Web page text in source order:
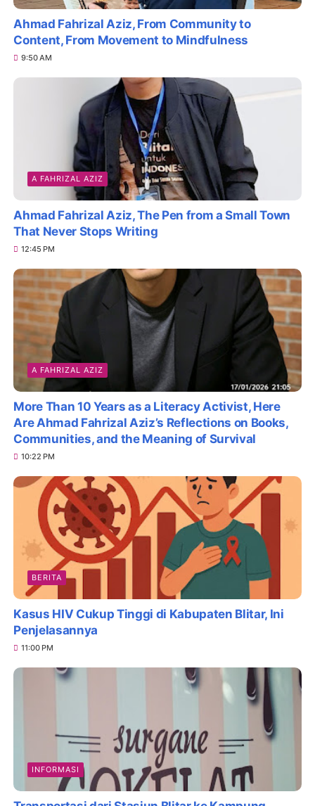
Ahmad Fahrizal Aziz, From Community to
Content, From Movement to Mindfulness
9:50 AM
A FAHRIZAL AZIZ
Ahmad Fahrizal Aziz, The Pen from a Small Town
That Never Stops Writing
12:45 PM
A FAHRIZAL AZIZ
More Than 10 Years as a Literacy Activist, Here
Are Ahmad Fahrizal Aziz’s Reflections on Books,
Communities, and the Meaning of Survival
10:22 PM
BERITA
Kasus HIV Cukup Tinggi di Kabupaten Blitar, Ini
Penjelasannya
11:00 PM
INFORMASI